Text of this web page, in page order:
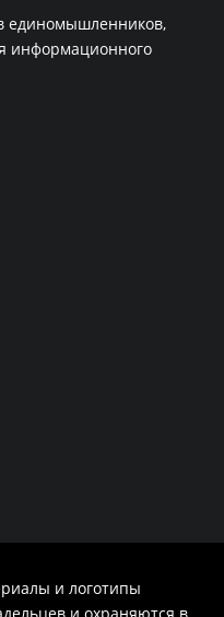
единомышленников,
информационного
и логотипы